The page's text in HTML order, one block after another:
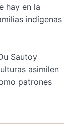
hay en la
indígenas
Sautoy
asimilen
patrones